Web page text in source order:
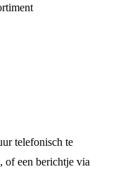
telefonisch te
of een berichtje via